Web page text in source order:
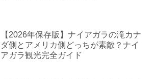
【2026年保存版】ナイアガラの滝カナ
ダ側とアメリカ側どっちが素敵？ナイ
アガラ観光完全ガイド